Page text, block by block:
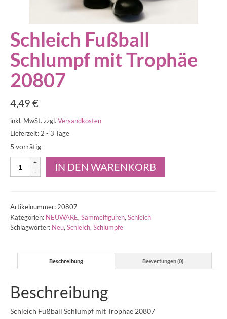
Schleich Fußball
Schlumpf mit Trophäe
20807
4,49 €
inkl. MwSt. zzgl. Versandkosten
Lieferzeit: 2 - 3 Tage
5 vorrätig
Schleich
Fußball
20807
Menge
IN DEN WARENKORB
Artikelnummer: 20807
Kategorien: NEUWARE, Sammelfiguren, Schleich
Schlagwörter: Neu, Schleich, Schlümpfe
Beschreibung Bewertungen (0)
Beschreibung
Schleich Fußball Schlumpf mit Trophäe 20807